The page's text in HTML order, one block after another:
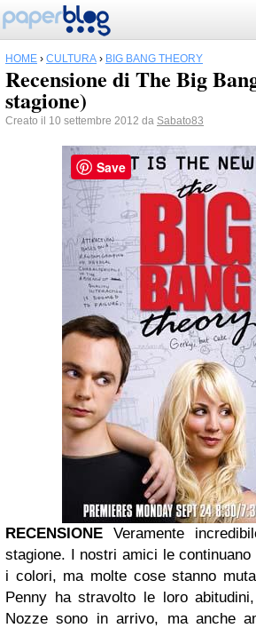
HOME › CULTURA › BIG BANG THEORY
Recensione di The Big
stagione)
Creato il 10 settembre 2012 da Sabato83
RECENSIONE Veramente
stagione. I nostri amici le
i colori, ma molte cose stanno
Penny ha stravolto le loro
Nozze sono in arrivo, ma anche
Save